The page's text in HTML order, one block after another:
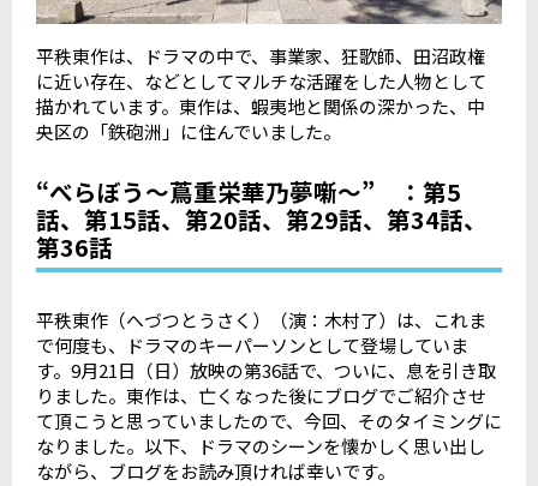
平秩東作は、ドラマの中で、事業家、狂歌師、田沼政権
に近い存在、などとしてマルチな活躍をした人物として
描かれています。東作は、蝦夷地と関係の深かった、中
央区の「鉄砲洲」に住んでいました。
“べらぼう〜蔦重栄華乃夢噺〜” ：第5
話、第15話、第20話、第29話、第34話、
第36話
平秩東作（へづつとうさく）（演：木村了）は、これま
で何度も、ドラマのキーパーソンとして登場していま
す。 9月21日（日）放映の第36話で、ついに、息を引き取
りました。東作は、亡くなった後にブログでご紹介させ
て頂こうと思っていましたので、今回、そのタイミングに
なりました。以下、ドラマのシーンを懐かしく思い出し
ながら、ブログをお読み頂ければ幸いです。